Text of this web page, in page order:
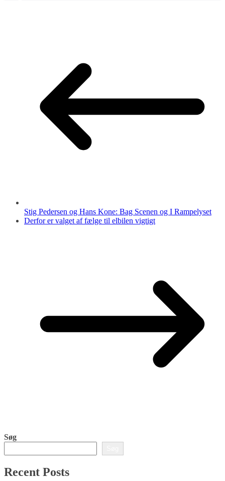
Stig Pedersen og Hans Kone: Bag Scenen og I Rampelyset
Derfor er valget af fælge til elbilen vigtigt
Søg
Recent Posts